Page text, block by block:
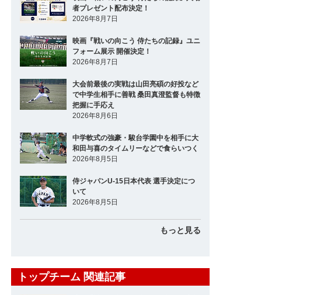
者プレゼント配布決定！
2026年8月7日
映画『戦いの向こう 侍たちの記録』ユニ
フォーム展示 開催決定！
2026年8月7日
大会前最後の実戦は山田亮碩の好投など
で中学生相手に善戦 桑田真澄監督も特徴
把握に手応え
2026年8月6日
中学軟式の強豪・駿台学園中を相手に大
和田与喜のタイムリーなどで食らいつく
2026年8月5日
侍ジャパンU-15日本代表 選手決定につ
いて
2026年8月5日
もっと見る
トップチーム 関連記事